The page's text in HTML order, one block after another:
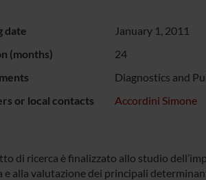
date
January 1, 2011
(months)
24
Diagnostics and
or local contacts
Accordini Simone
di ricerca è finalizzato allo studio
e alla valutazione dei principali